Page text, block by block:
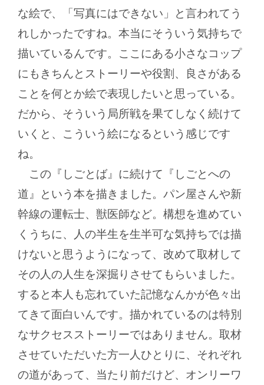
な絵で、「写真にはできない」と言われてう
れしかったですね。本当にそういう気持ちで
描いているんです。ここにある小さなコップ
にもきちんとストーリーや役割、良さがある
ことを何とか絵で表現したいと思っている。
だから、そういう局所戦を果てしなく続けて
いくと、こういう絵になるという感じです
ね。
この『しごとば』に続けて『しごとへの
道』という本を描きました。パン屋さんや新
幹線の運転士、獣医師など。構想を進めてい
くうちに、人の半生を生半可な気持ちでは描
けないと思うようになって、改めて取材して
その人の人生を深掘りさせてもらいました。
すると本人も忘れていた記憶なんかが色々出
てきて面白いんです。描かれているのは特別
なサクセスストーリーではありません。取材
させていただいた方一人ひとりに、それぞれ
の道があって、当たり前だけど、オンリーワ